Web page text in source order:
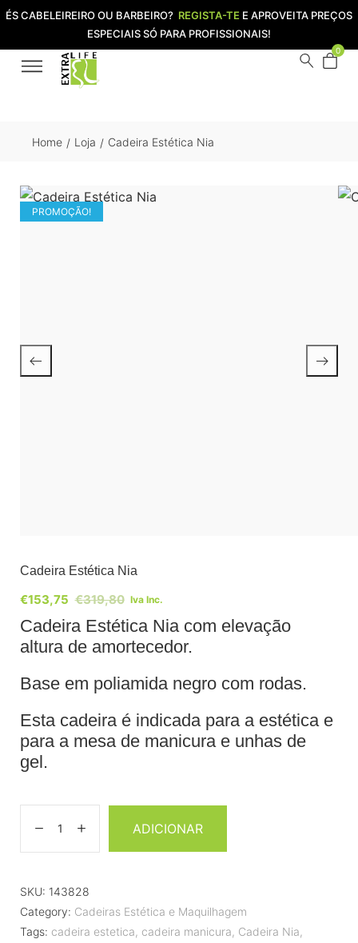
ÉS CABELEIREIRO OU BARBEIRO? REGISTA-TE E APROVEITA PREÇOS
ESPECIAIS SÓ PARA PROFISSIONAIS!
0
Home / Loja / Cadeira Estética Nia
PROMOÇÃO!
Cadeira Estética Nia
€319,80
€153,75 Iva Inc.
Cadeira Estética Nia com elevação
altura de amortecedor.
Base em poliamida negro com rodas.
Esta cadeira é indicada para a estética e
para a mesa de manicura e unhas de
gel.
ADICIONAR
SKU: 143828
Category: Cadeiras Estética e Maquilhagem
Tags: cadeira estetica, cadeira manicura, Cadeira Nia,